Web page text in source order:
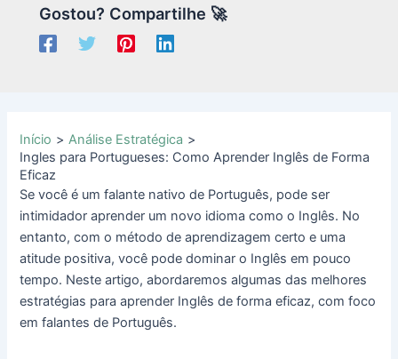
Gostou? Compartilhe 🚀
Início
Análise Estratégica
Ingles para Portugueses: Como Aprender Inglês de Forma
Eficaz
Se você é um falante nativo de Português, pode ser
intimidador aprender um novo idioma como o Inglês. No
entanto, com o método de aprendizagem certo e uma
atitude positiva, você pode dominar o Inglês em pouco
tempo. Neste artigo, abordaremos algumas das melhores
estratégias para aprender Inglês de forma eficaz, com foco
em falantes de Português.